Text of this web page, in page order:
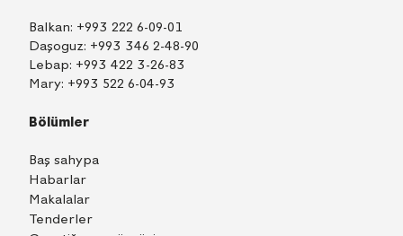
Balkan: +993 222 6-09-01
Daşoguz: +993 346 2-48-90
Lebap: +993 422 3-26-83
Mary: +993 522 6-04-93
Bölümler
Baş sahypa
Habarlar
Makalalar
Tenderler